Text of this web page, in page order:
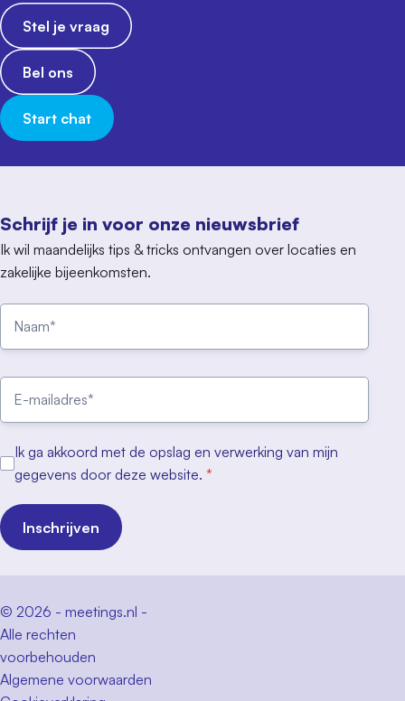
Schrijf je in voor onze nieuwsbrief
Ik wil maandelijks tips & tricks ontvangen over locaties en
zakelijke bijeenkomsten.
Ik ga akkoord met de opslag en verwerking van mijn
gegevens door deze website. *
Inschrijven
Stel je vraag
Bel ons
Start chat
© 2026 - meetings.nl -
Alle rechten
voorbehouden
Algemene voorwaarden